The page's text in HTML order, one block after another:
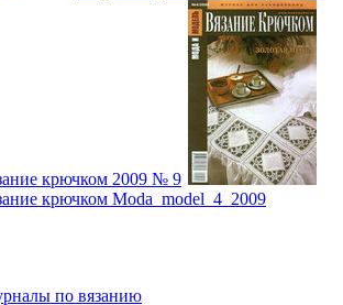
крючком 2009 № 9
крючком Moda_model_4_2009
по вязанию